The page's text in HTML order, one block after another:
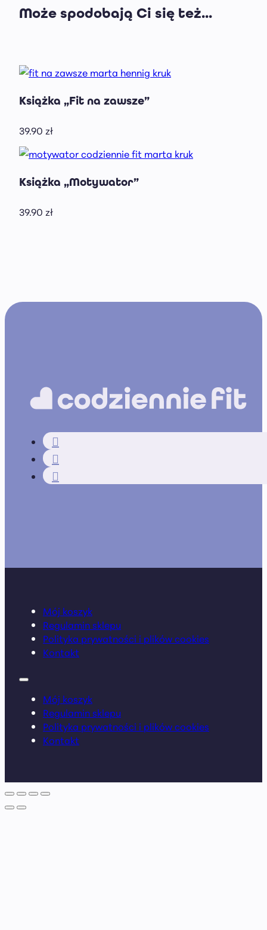
Może spodobają Ci się też...
Książka „Fit na zawsze”
39.90 zł
Książka „Motywator”
39.90 zł
Mój koszyk
Regulamin sklepu
Polityka prywatności i plików cookies
Kontakt
Mój koszyk
Regulamin sklepu
Polityka prywatności i plików cookies
Kontakt